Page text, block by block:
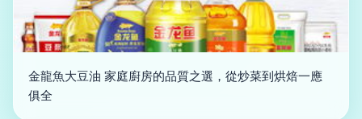
金龍魚大豆油 家庭廚房的品質之選，從炒菜到烘焙一應
俱全